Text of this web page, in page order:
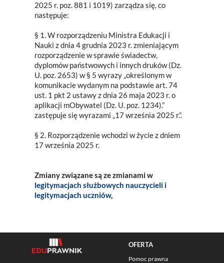
2025 r. poz. 881 i 1019) zarządza się, co
następuje:
§ 1. W rozporządzeniu Ministra Edukacji i
Nauki z dnia 4 grudnia 2023 r. zmieniającym
rozporządzenie w sprawie świadectw,
dyplomów państwowych i innych druków (Dz.
U. poz. 2653) w § 5 wyrazy „określonym w
komunikacie wydanym na podstawie art. 74
ust. 1 pkt 2 ustawy z dnia 26 maja 2023 r. o
aplikacji mObywatel (Dz. U. poz. 1234).”
zastępuje się wyrazami „17 września 2025 r.”.
§ 2. Rozporządzenie wchodzi w życie z dniem
17 września 2025 r.
Zmiany związane są ze zmianami w
legitymacjach służbowych nauczycieli i
legitymacjach uczniów.
OFERTA
Pomoc prawna